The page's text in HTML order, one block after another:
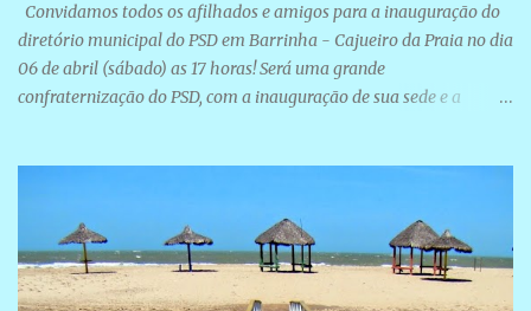
Convidamos todos os afilhados e amigos para a inauguração do
diretório municipal do PSD em Barrinha - Cajueiro da Praia no dia
06 de abril (sábado) as 17 horas! Será uma grande
confraternização do PSD, com a inauguração de sua sede e a